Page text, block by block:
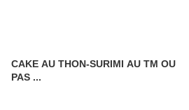
CAKE AU THON-SURIMI AU TM OU
PAS ...